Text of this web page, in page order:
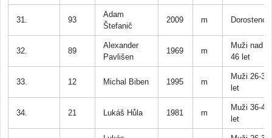
31. 93
Adam
Štefanič
2009 m Dorostenci
32. 89
Alexander
Pavlišen
1969 m
Muži nad
46 let
33. 12 Michal Biben 1995 m
Muži 26-35
let
34. 21 Lukáš Hůla 1981 m
Muži 36-45
let